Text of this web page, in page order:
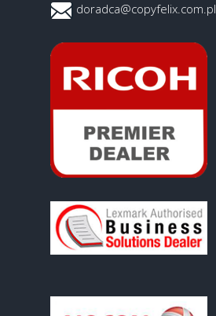
doradca@copyfelix.com.pl